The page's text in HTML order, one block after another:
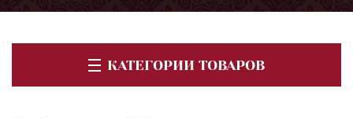
КАТЕГОРИИ ТОВАРОВ